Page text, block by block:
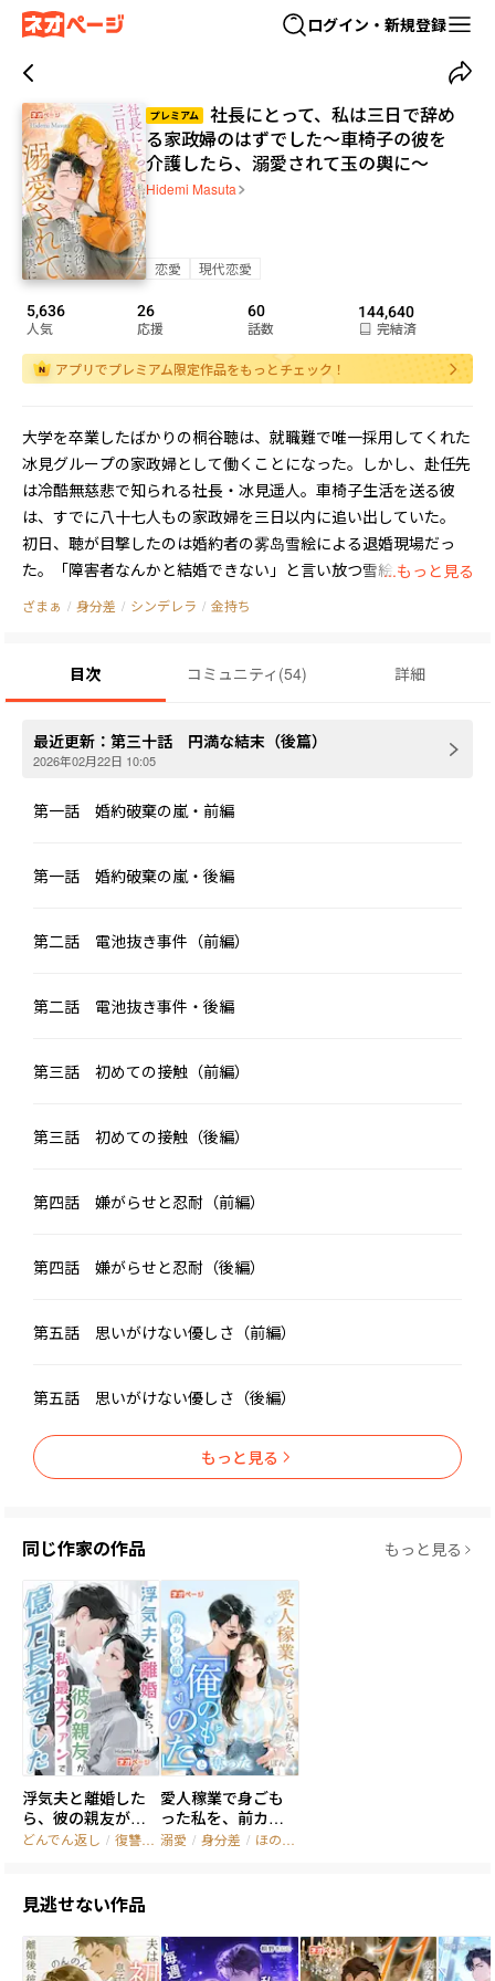
ログイン・新規登録
プレミアム
社長にとって、私は三日で辞め
る家政婦のはずでした～車椅子の彼を
介護したら、溺愛されて玉の輿に～
Hidemi Masuta
恋愛 現代恋愛
5,636
人気
26
応援
60
話数
144,640
完結済
アプリでプレミアム限定作品をもっとチェック！
大学を卒業したばかりの桐谷聴は、就職難で唯一採用してくれた
冰見グループの家政婦として働くことになった。しかし、赴任先
は冷酷無慈悲で知られる社長・冰見遥人。車椅子生活を送る彼
は、すでに八十七人もの家政婦を三日以内に追い出していた。
初日、聴が目撃したのは婚約者の雾岛雪絵による退婚現場だっ
た。「障害者なんかと結婚できない」と言い放つ雪絵に対し、遥
人は一言「婚約解消」と冷たく告げるだけ。
い。深夜に呼び出されても、料理に文句を言われても、ガラスの
コップを投げられても、彼女は笑顔で対応し続けた。
そして運命の「電動車椅子バッテリー事件」が起こる。マッサー
ジを拒否する遥人の車椅子から、聴はバッテリーを抜き取ってし
ことに。
う」
三日で辞めるはずだった家政婦は、やがて彼の光となり、人生を
い。車椅子の社長は、誰よりも幸せな結婚を手に入れるのだか
ら。
...もっと見る
ざまぁ / 身分差 / シンデレラ / 金持ち
目次 コミュニティ (54) 詳細
最近更新： 第三十話 円満な結末（後篇）
2026年02月22日 10:05
第一話 婚約破棄の嵐・前編
第一話 婚約破棄の嵐・後編
第二話 電池抜き事件（前編）
第二話 電池抜き事件・後編
第三話 初めての接触（前編）
第三話 初めての接触（後編）
第四話 嫌がらせと忍耐（前編）
第四話 嫌がらせと忍耐（後編）
第五話 思いがけない優しさ（前編）
第五話 思いがけない優しさ（後編）
もっと見る
同じ作家の作品 もっと見る
浮気夫と離婚した
ら、彼の親友が実
は私の最大ファン
どんでん返し / 復讐 / 溺愛
愛人稼業で身ごも
った私を、前カレ
の宿敵が「俺のも
溺愛 / 身分差 / ほのぼの
見逃せない作品